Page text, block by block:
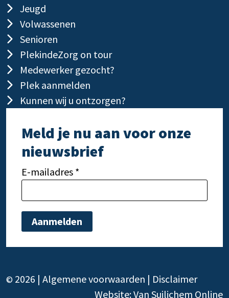
Jeugd
Volwassenen
Senioren
PlekindeZorg on tour
Medewerker gezocht?
Plek aanmelden
Kunnen wij u ontzorgen?
Meld je nu aan voor onze
nieuwsbrief
E-mailadres *
© 2026 | Algemene voorwaarden | Disclaimer
Website:Van Suilichem Online